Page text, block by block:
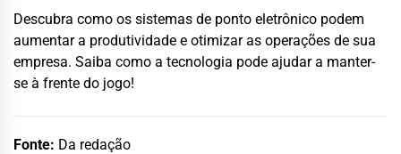
Descubra como os sistemas de ponto eletrônico podem
aumentar a produtividade e otimizar as operações de sua
empresa. Saiba como a tecnologia pode ajudar a manter-
se à frente do jogo!
Fonte: Da redação